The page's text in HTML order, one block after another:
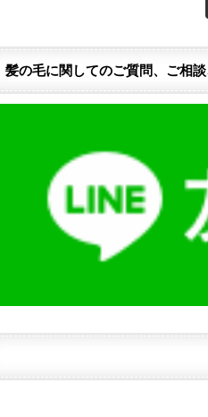
髪の毛に関してのご質問、ご相